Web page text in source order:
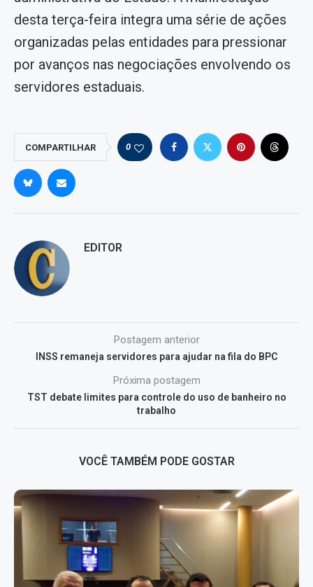
desta terça-feira integra uma série de ações
organizadas pelas entidades para pressionar
por avanços nas negociações envolvendo os
servidores estaduais.
COMPARTILHAR 0
EDITOR
Postagem anterior
INSS remaneja servidores para ajudar na fila do BPC
Próxima postagem
TST debate limites para controle do uso de banheiro no
trabalho
VOCÊ TAMBÉM PODE GOSTAR